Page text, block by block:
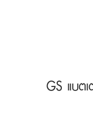
GS แบต